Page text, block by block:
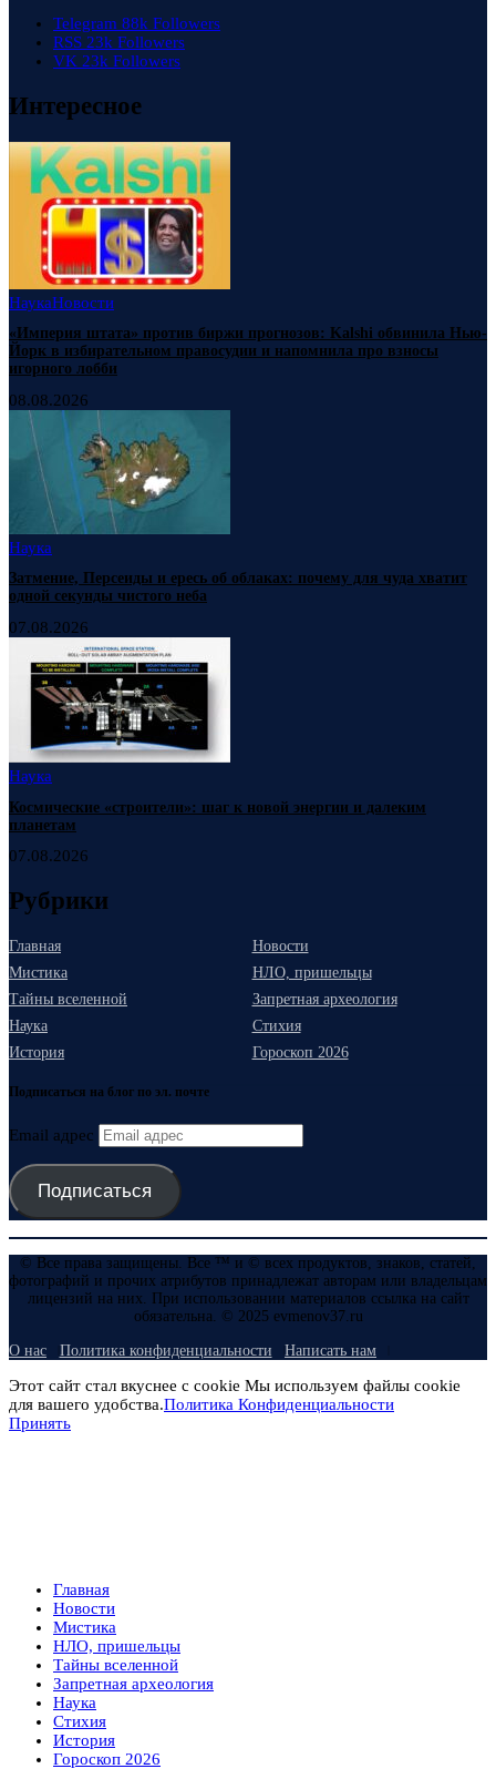
Telegram 88k Followers
RSS 23k Followers
VK 23k Followers
Интересное
НаукаНовости
«Империя штата» против биржи прогнозов: Kalshi обвинила Нью-
Йорк в избирательном правосудии и напомнила про взносы
игорного лобби
08.08.2026
Наука
Затмение, Персеиды и ересь об облаках: почему для чуда хватит
одной секунды чистого неба
07.08.2026
Наука
Космические «строители»: шаг к новой энергии и далеким
планетам
07.08.2026
Рубрики
Главная
Новости
Мистика
НЛО, пришельцы
Тайны вселенной
Запретная археология
Наука
Стихия
История
Гороскоп 2026
Подписаться на блог по эл. почте
Email адрес
Подписаться
© Все права защищены. Все ™ и © всех продуктов, знаков, статей,
фотографий и прочих атрибутов принадлежат авторам или владельцам
лицензий на них. При использовании материалов ссылка на сайт
обязательна. © 2025 evmenov37.ru
О нас Политика конфиденциальности Написать нам
Этот сайт стал вкуснее с cookie Мы используем файлы cookie
для вашего удобства.Политика Конфиденциальности
Принять
Главная
Новости
Мистика
НЛО, пришельцы
Тайны вселенной
Запретная археология
Наука
Стихия
История
Гороскоп 2026